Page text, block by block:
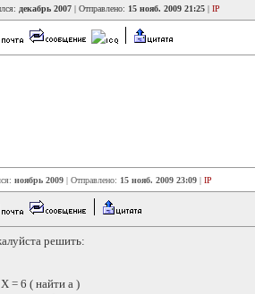
декабрь 2007 | Отправлено: 15 нояб. 2009 21:25 | IP
ноябрь 2009 | Отправлено: 15 нояб. 2009 23:09 | IP
решить:
= 6 ( найти а )